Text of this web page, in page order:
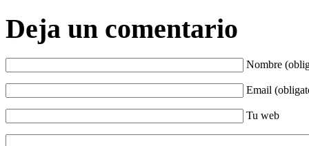
Deja un comentario
Nombre
Email
Tu web